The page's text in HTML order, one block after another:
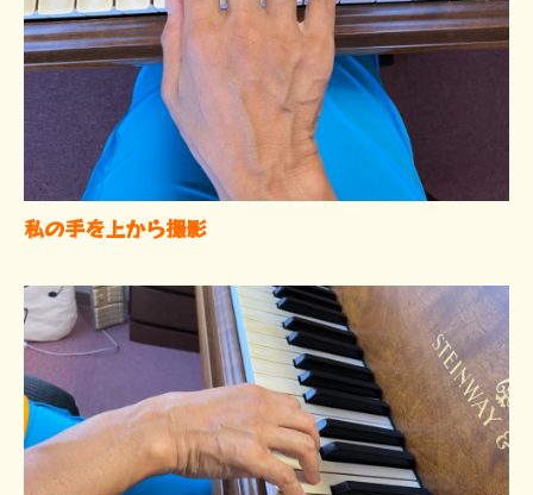
私の手を上から撮影